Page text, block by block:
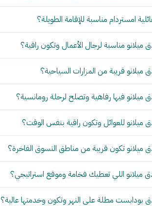
امستردام مناسبة للإقامة الطويلة؟
مناسبة لرجال الأعمال وتكون راقية؟
قريبة من المزارات السياحية؟
فيها رفاهية وتصلح لرحلة رومانسية؟
للعوائل وتكون راقية بنفس الوقت؟
تكون قريبة من مناطق التسوق الفاخرة؟
ميلانو اللي تعطيك فخامة وموقع استراتيجي؟
بودابست مطلة على النهر وتكون وخدمتها عالية؟